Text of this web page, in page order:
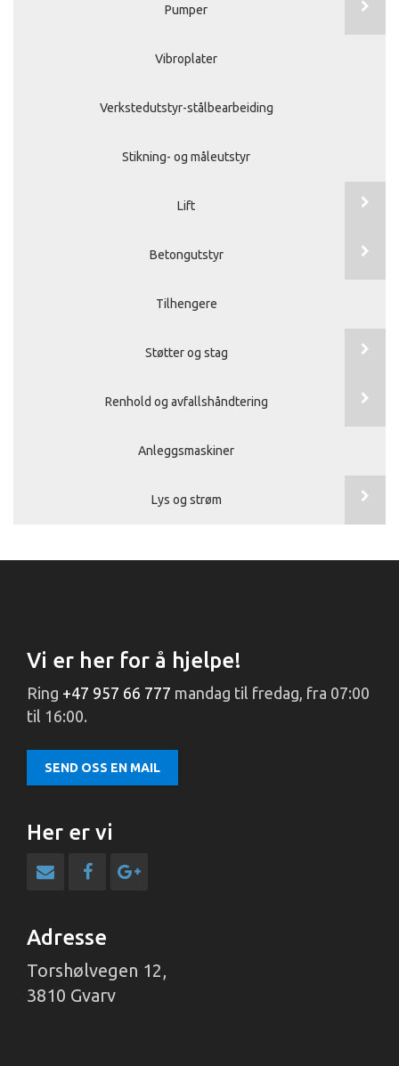
Pumper
Vibroplater
Verkstedutstyr-stålbearbeiding
Stikning- og måleutstyr
Lift
Betongutstyr
Tilhengere
Støtter og stag
Renhold og avfallshåndtering
Anleggsmaskiner
Lys og strøm
Vi er her for å hjelpe!
Ring +47 957 66 777 mandag til fredag, fra 07:00
til 16:00.
SEND OSS EN MAIL
Her er vi
Adresse
Torshølvegen 12,
3810 Gvarv